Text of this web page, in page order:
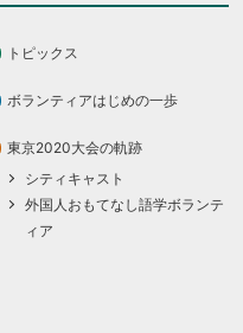
トピックス
ボランティアはじめの一歩
東京2020大会の軌跡
シティキャスト
外国人おもてなし語学ボランテ
ィア